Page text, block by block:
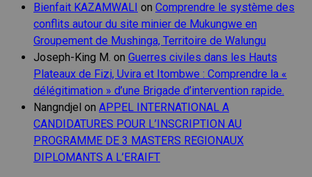
Bienfait KAZAMWALI on Comprendre le système des
conflits autour du site minier de Mukungwe en
Groupement de Mushinga, Territoire de Walungu
Joseph-King M. on Guerres civiles dans les Hauts
Plateaux de Fizi, Uvira et Itombwe : Comprendre la «
délégitimation » d’une Brigade d’intervention rapide.
Nangndjel on APPEL INTERNATIONAL A
CANDIDATURES POUR L’INSCRIPTION AU
PROGRAMME DE 3 MASTERS REGIONAUX
DIPLOMANTS A L’ERAIFT